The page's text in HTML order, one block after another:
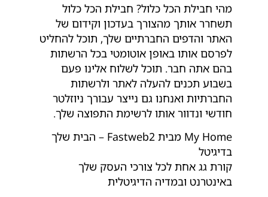
מהי חבילת הכל כלול? חבילת הכל כלול
תשחרר אותך מהצורך בעדכון וקידום של
האתר והדפים החברתיים שלך, תוכל להחליט
לפרסם אותו באופן אוטומטי בכל הרשתות
בהם אתה חבר. תוכל לשלוח אלינו פעם
בשבוע תכנים להעלה לאתר ולרשתות
החברתיות ואנחנו גם נייצר עבורך ניוזלטר
חודשי ונדוור אותו לרשימת התפוצה שלך.
My Home מבית Fastweb2 – הבית שלך
בדיגיטל
קורת גג אחת לכל צורכי העסק שלך
באינטרנט ובמדיה הדיגיטלית